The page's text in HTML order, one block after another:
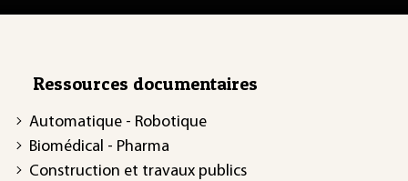
Ressources documentaires
Automatique - Robotique
Biomédical - Pharma
Construction et travaux publics